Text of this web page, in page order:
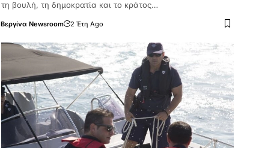
τη βουλή, τη δημοκρατία και το κράτος…
Βεργίνα Newsroom 2 Έτη Ago